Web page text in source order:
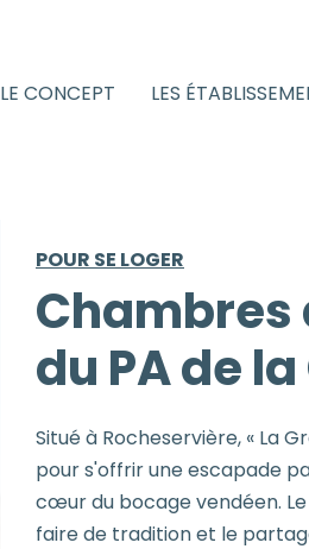
LE CONCEPT LES
POUR SE LOGER
Chambres
du PA de la
Situé à Rocheservière, « La
pour s'offrir une escapade
cœur du bocage vendéen.
faire de tradition et le